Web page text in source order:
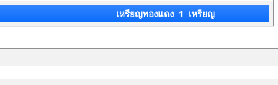
เหรียญทองแดง 1 เหรียญ